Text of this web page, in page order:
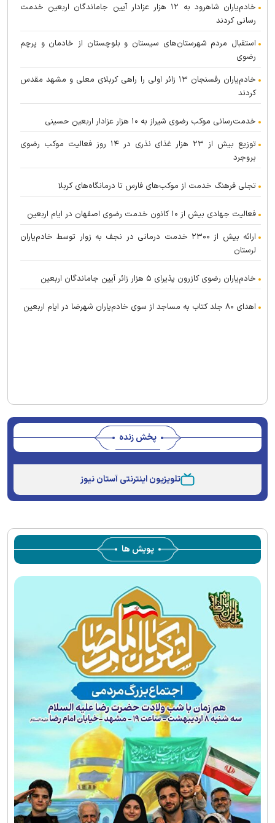
خادم‌یاران شاهرود به ۱۲ هزار عزادار آیین جاماندگان اربعین خدمت
رسانی کردند
استقبال مردم شهرستان‌های سیستان و بلوچستان از خادمان و پرچم
رضوی
خادم‌یاران رفسنجان ۱۳ زائر اولی را راهی کربلای معلی و مشهد مقدس
کردند
خدمت‌رسانی موکب رضوی شیراز به ۱۰ هزار عزادار اربعین حسینی
توزیع بیش از ۲۳ هزار غذای نذری در ۱۴ روز فعالیت موکب رضوی
بروجرد
تجلی فرهنگ خدمت از موکب‌های فارس تا درمانگاه‌های کربلا
فعالیت جهادی بیش از ۱۰ کانون خدمت رضوی اصفهان در ایام اربعین
ارائه بیش از ۲۳۰۰ خدمت درمانی در نجف به زوار توسط خادم‌یاران
لرستان
خادم‌یاران رضوی کازرون پذیرای ۵ هزار زائر آیین جاماندگان اربعین
اهدای ۸۰ جلد کتاب به مساجد از سوی خادم‌یاران شهرضا در ایام اربعین
پخش زنده
تلویزیون اینترنتی آستان نیوز
پویش ها